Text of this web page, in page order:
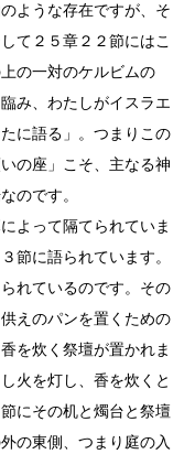
ような存在ですが、そ
て２５章２２節にはこ
の一対のケルビムの
み、わたしがイスラエ
に語る」。つまりこの
の座」こそ、主なる神
のです。
よって隔てられていま
節に語られています。
れているのです。その
えのパンを置くための
を炊く祭壇が置かれま
火を灯し、香を炊くと
にその机と燭台と祭壇
の東側、つまり庭の入